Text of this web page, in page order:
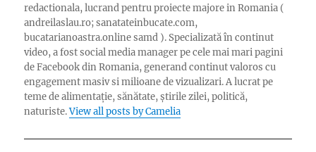
redactionala, lucrand pentru proiecte majore in Romania (
andreilaslau.ro; sanatateinbucate.com,
bucatarianoastra.online samd ). Specializată în continut
video, a fost social media manager pe cele mai mari pagini
de Facebook din Romania, generand continut valoros cu
engagement masiv si milioane de vizualizari. A lucrat pe
teme de alimentație, sănătate, știrile zilei, politică,
naturiste.View all posts by Camelia